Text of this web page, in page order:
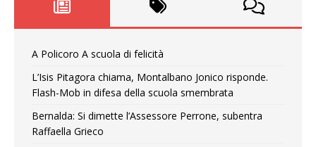
A Policoro A scuola di felicità
L’Isis Pitagora chiama, Montalbano Jonico risponde.
Flash-Mob in difesa della scuola smembrata
Bernalda: Si dimette l’Assessore Perrone, subentra
Raffaella Grieco